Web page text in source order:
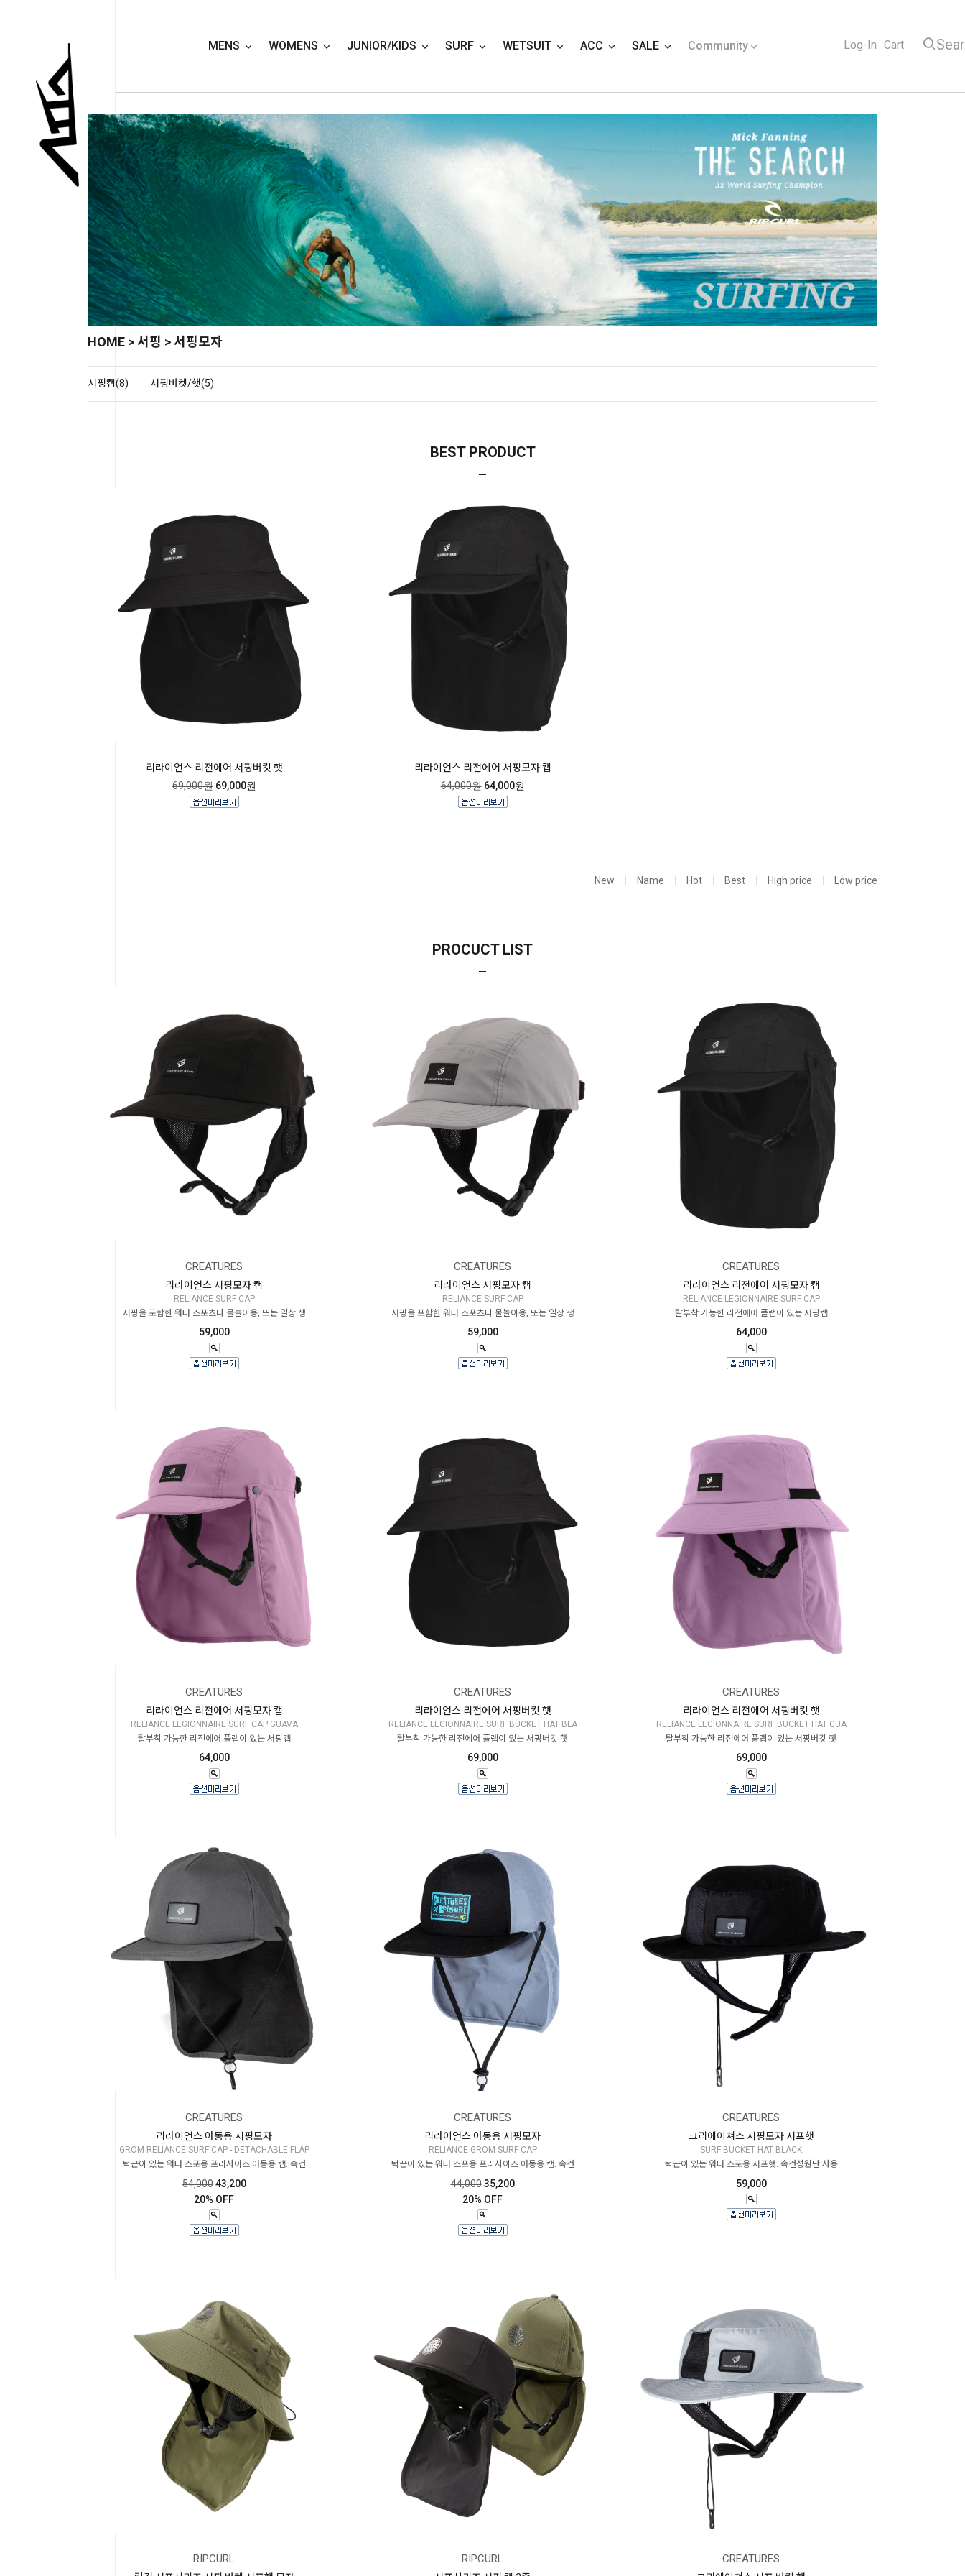
MENS WOMENS JUNIOR/KIDS SURF WETSUIT ACC SALE Community Log-In Cart
HOME >서핑 >서핑모자
서핑캡(8) 서핑버켓/햇(5)
BEST PRODUCT
리라이언스 리전에어 서핑버킷 햇
69,000원 69,000원
리라이언스 리전에어 서핑모자 캡
64,000원 64,000원
New Name Hot Best High price Low price
PROCUCT LIST
CREATURES
리라이언스 서핑모자 캡
RELIANCE SURF CAP
서핑을 포함한 워터 스포츠나 물놀이용, 또는 일상 생
59,000
CREATURES
리라이언스 서핑모자 캡
RELIANCE SURF CAP
서핑을 포함한 워터 스포츠나 물놀이용, 또는 일상 생
59,000
CREATURES
리라이언스 리전에어 서핑모자 캡
RELIANCE LEGIONNAIRE SURF CAP
탈부착 가능한 리전에어 플랩이 있는 서핑캡
64,000
CREATURES
리라이언스 리전에어 서핑모자 캡
RELIANCE LEGIONNAIRE SURF CAP GUAVA
탈부착 가능한 리전에어 플랩이 있는 서핑캡
64,000
CREATURES
리라이언스 리전에어 서핑버킷 햇
RELIANCE LEGIONNAIRE SURF BUCKET HAT BLA
탈부착 가능한 리전에어 플랩이 있는 서핑버킷 햇
69,000
CREATURES
리라이언스 리전에어 서핑버킷 햇
RELIANCE LEGIONNAIRE SURF BUCKET HAT GUA
탈부착 가능한 리전에어 플랩이 있는 서핑버킷 햇
69,000
CREATURES
리라이언스 아동용 서핑모자
GROM RELIANCE SURF CAP - DETACHABLE FLAP
턱끈이 있는 워터 스포용 프리사이즈 아동용 캡. 속건
54,000 43,200
20% OFF
CREATURES
리라이언스 아동용 서핑모자
RELIANCE GROM SURF CAP
턱끈이 있는 워터 스포용 프리사이즈 아동용 캡. 속건
44,000 35,200
20% OFF
CREATURES
크리에이쳐스 서핑모자 서프햇
SURF BUCKET HAT BLACK
턱끈이 있는 워터 스포용 서프햇. 속건성원단 사용
59,000
RIPCURL RIPCURL CREATURES